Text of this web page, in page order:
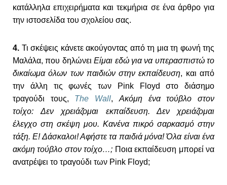
κατάλληλα επιχειρήματα και τεκμήρια σε ένα άρθρο για
την ιστοσελίδα του σχολείου σας.
4. Τι σκέψεις κάνετε ακούγοντας από τη μια τη φωνή της
Μαλάλα, που δηλώνειΕίμαι εδώ για να υπερασπιστώ το
δικαίωμα όλων των παιδιών στην εκπαίδευση, και από
την άλλη τις φωνές των Pink Floyd στο διάσημο
τραγούδι τους, The Wall, Ακόμη ένα τούβλο στον
τοίχο:
Δεν χρειάζομαι εκπαίδευση. Δεν χρειάζομαι
έλεγχο στη σκέψη μου. Κανένα πικρό σαρκασμό στην
τάξη. Ε! Δάσκαλοι! Αφήστε τα παιδιά μόνα! Όλα είναι ένα
ακόμη τούβλο στον τοίχο…; Ποια εκπαίδευση μπορεί να
ανατρέψει το τραγούδι των Pink Floyd;